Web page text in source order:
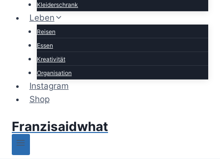
Kleiderschrank
Leben
Reisen
Essen
Kreativität
Organisation
Instagram
Shop
Franzisaidwhat